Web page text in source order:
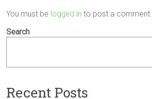
You must be logged in to post a comment.
Search
Recent Posts